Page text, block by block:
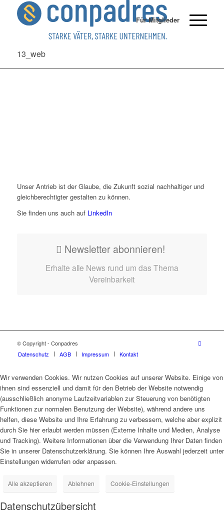
Für Mitglieder
13_web
Unser Antrieb ist der Glaube, die Zukunft sozial nachhaltiger und
gleichberechtigter gestalten zu können.
Sie finden uns auch aufLinkedIn
Newsletter abonnieren!
Erhalte alle News rund um das Thema
Vereinbarkeit
© Copyright - Conpadres
Datenschutz
AGB Impressum Kontakt
Wir verwenden Cookies. Wir nutzen Cookies auf unserer Website. Einige von
ihnen sind essenziell und damit für den Betrieb der Website notwendig
(ausschließlich anonyme Laufzeitvariablen zur Steuerung von benötigten
Funktionen zur normalen Benutzung der Website), während andere uns
helfen, diese Website und Ihre Erfahrung zu verbessern, welche aber explizit
durch Sie hier erlaubt werden müssen (Externe Inhalte und Medien, Analyse
und Tracking). Weitere Informationen über die Verwendung Ihrer Daten finden
Sie in unserer Datenschutzerklärung. Sie können Ihre Auswahl jederzeit unter
Einstellungen widerrufen oder anpassen.
Alle akzeptieren Ablehnen Cookie-Einstellungen
Datenschutzübersicht